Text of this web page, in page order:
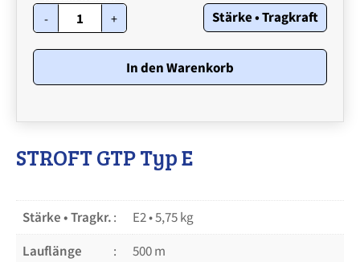
- STROFT
GTP
Typ
E
5,75
+ Stärke • Tragkraft
In den Warenkorb
STROFT GTP Typ E
Stärke • Tragkr.
E2 • 5,75 kg
Lauflänge
500 m